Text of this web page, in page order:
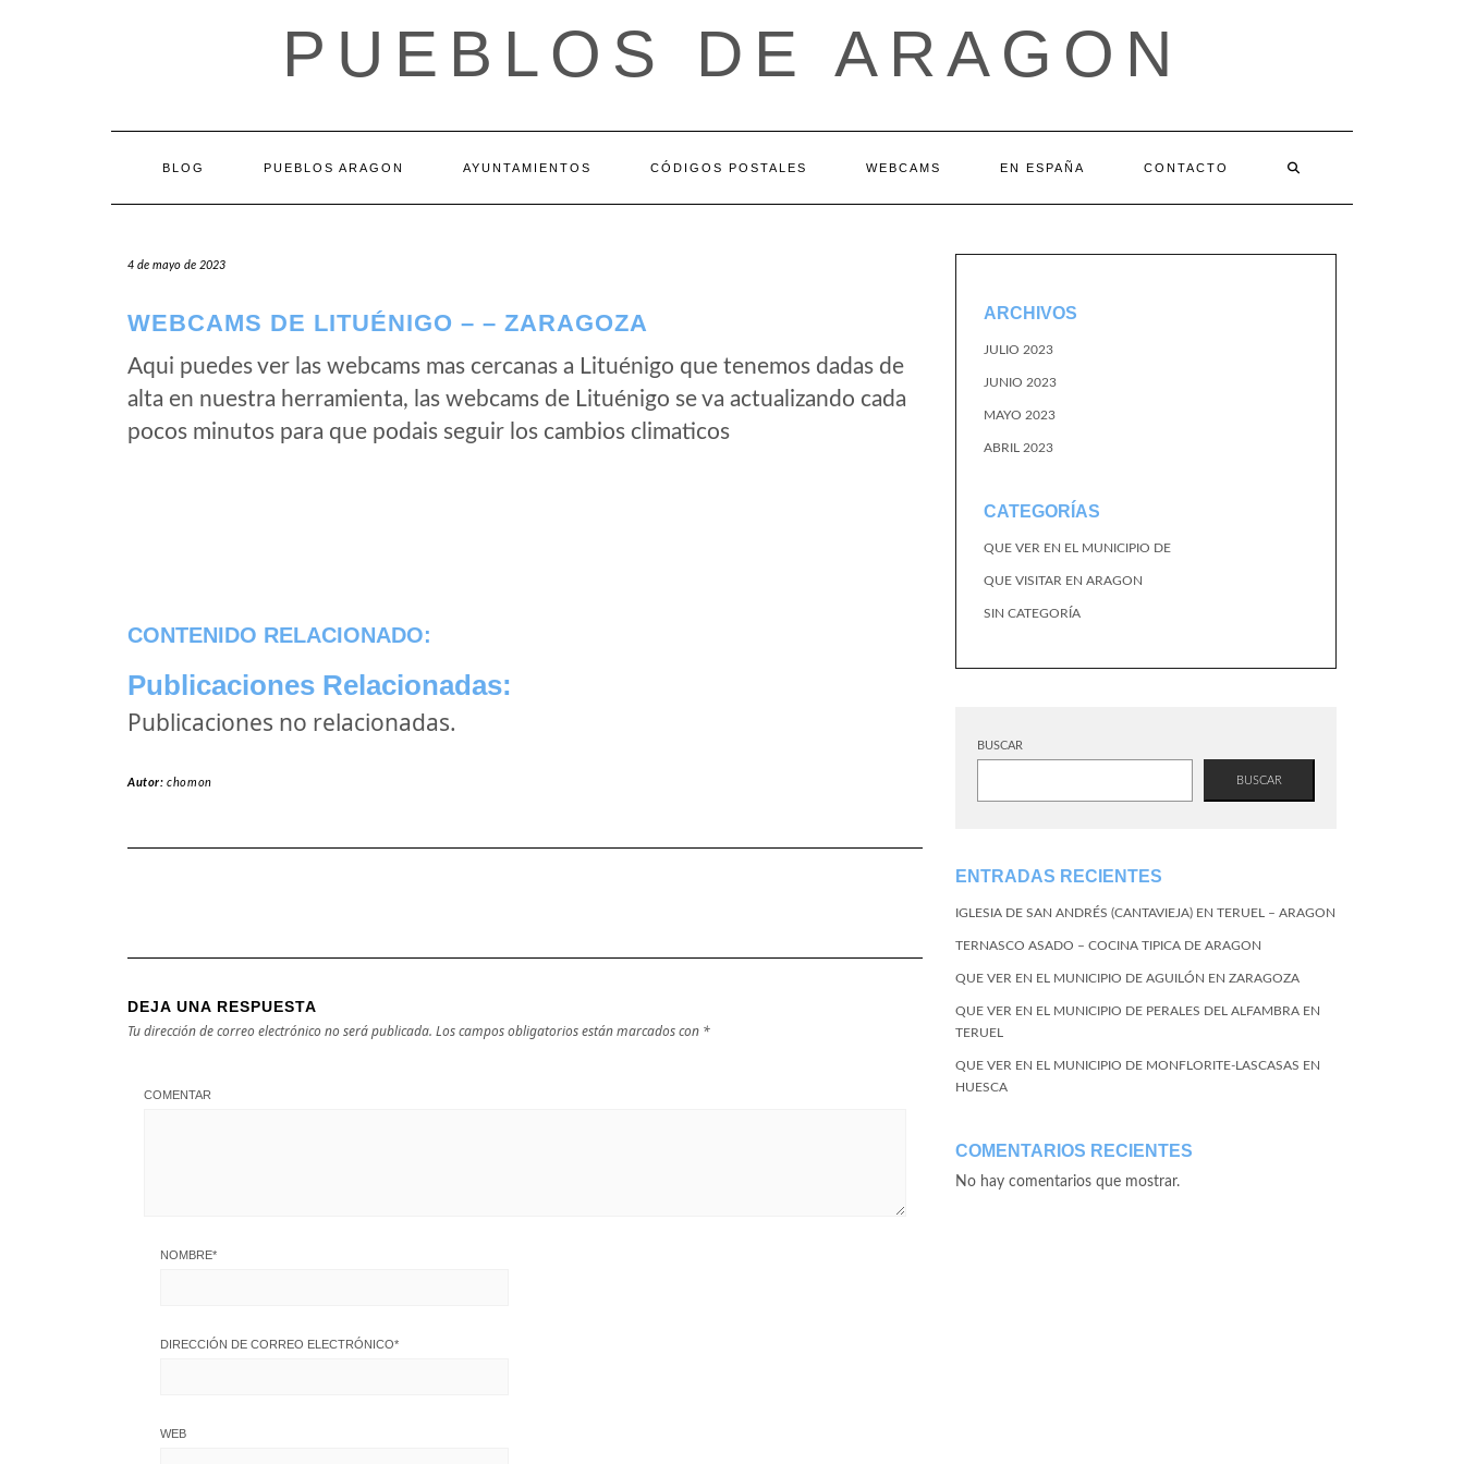
PUEBLOS DE ARAGON
BLOG PUEBLOS ARAGON AYUNTAMIENTOS CÓDIGOS POSTALES WEBCAMS EN ESPAÑA CONTACTO
4 de mayo de 2023
WEBCAMS DE LITUÉNIGO – – ZARAGOZA
Aqui puedes ver las webcams mas cercanas a Lituénigo que tenemos dadas de
alta en nuestra herramienta, las webcams de Lituénigo se va actualizando cada
pocos minutos para que podais seguir los cambios climaticos
CONTENIDO RELACIONADO:
Publicaciones Relacionadas:
Publicaciones no relacionadas.
Autor:chomon
DEJA UNA RESPUESTA
Tu dirección de correo electrónico no será publicada. Los campos obligatorios están marcados con *
COMENTAR
NOMBRE*
DIRECCIÓN DE CORREO ELECTRÓNICO*
WEB
ARCHIVOS
JULIO 2023
JUNIO 2023
MAYO 2023
ABRIL 2023
CATEGORÍAS
QUE VER EN EL MUNICIPIO DE
QUE VISITAR EN ARAGON
SIN CATEGORÍA
BUSCAR
BUSCAR
ENTRADAS RECIENTES
IGLESIA DE SAN ANDRÉS (CANTAVIEJA) EN TERUEL – ARAGON
TERNASCO ASADO – COCINA TIPICA DE ARAGON
QUE VER EN EL MUNICIPIO DE AGUILÓN EN ZARAGOZA
QUE VER EN EL MUNICIPIO DE PERALES DEL ALFAMBRA EN
TERUEL
QUE VER EN EL MUNICIPIO DE MONFLORITE-LASCASAS EN
HUESCA
COMENTARIOS RECIENTES
No hay comentarios que mostrar.